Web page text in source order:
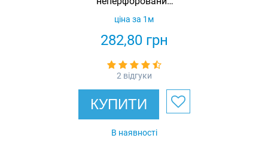
100x150x3000 0,8
282,80грн
ціна за 1м
2 відгуки
КУПИТИ
В наявності